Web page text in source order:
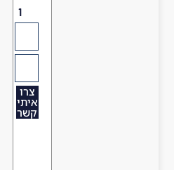
ו
צרו
איתי
קשר